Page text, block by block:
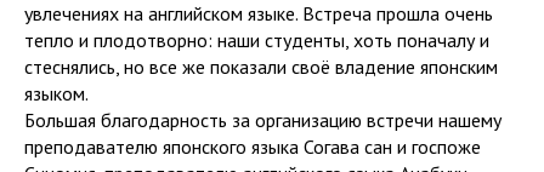
увлечениях на английском языке. Встреча прошла очень
тепло и плодотворно: наши студенты, хоть поначалу и
стеснялись, но все же показали своё владение японским
языком.
Большая благодарность за организацию встречи нашему
преподавателю японского языка Согава сан и госпоже